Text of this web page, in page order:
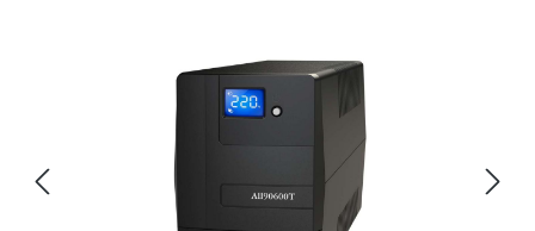
Bildergalerie überspringen